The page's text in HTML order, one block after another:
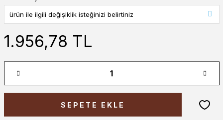
1.956,78 TL
SEPETE EKLE